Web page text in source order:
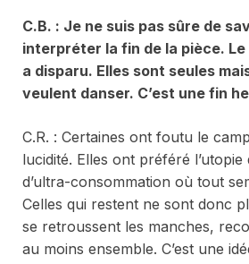
C.B. : Je ne suis pas sûre de
interpréter la fin de la pièce.
a disparu. Elles sont seules
veulent danser. C’est une fin
C.R. : Certaines ont foutu le
lucidité. Elles ont préféré l’utopie
d’ultra-consommation où tout
Celles qui restent ne sont donc
se retroussent les manches,
au moins ensemble. C’est une